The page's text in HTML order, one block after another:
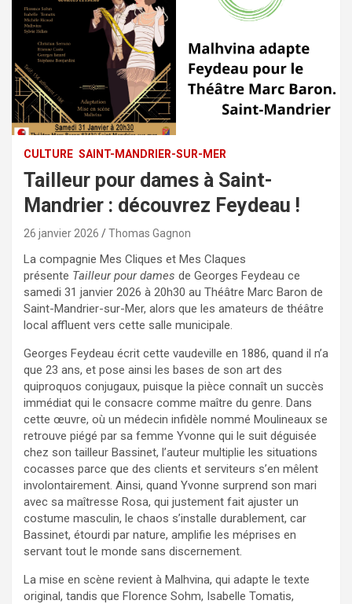
CULTURE SAINT-MANDRIER-SUR-MER
Tailleur pour dames à Saint-
Mandrier : découvrez Feydeau !
26 janvier 2026 Thomas Gagnon
La compagnie Mes Cliques et Mes Claques
présente Tailleur pour dames de Georges Feydeau ce
samedi 31 janvier 2026 à 20h30 au Théâtre Marc Baron de
Saint-Mandrier-sur-Mer, alors que les amateurs de théâtre
local affluent vers cette salle municipale.
Georges Feydeau écrit cette vaudeville en 1886, quand il n’a
que 23 ans, et pose ainsi les bases de son art des
quiproquos conjugaux, puisque la pièce connaît un succès
immédiat qui le consacre comme maître du genre. Dans
cette œuvre, où un médecin infidèle nommé Moulineaux se
retrouve piégé par sa femme Yvonne qui le suit déguisée
chez son tailleur Bassinet, l’auteur multiplie les situations
cocasses parce que des clients et serviteurs s’en mêlent
involontairement. Ainsi, quand Yvonne surprend son mari
avec sa maîtresse Rosa, qui justement fait ajuster un
costume masculin, le chaos s’installe durablement, car
Bassinet, étourdi par nature, amplifie les méprises en
servant tout le monde sans discernement.
La mise en scène revient à Malhvina, qui adapte le texte
original, tandis que Florence Sohm, Isabelle Tomatis,